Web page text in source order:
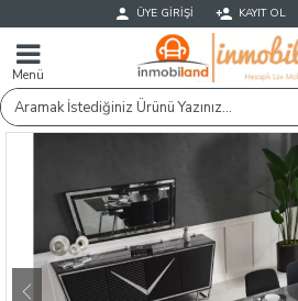
ÜYE GIRIŞI KAYIT OL
Menü